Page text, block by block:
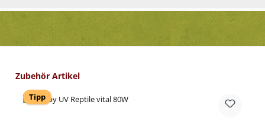
Produktgalerie überspringen
Zubehör Artikel
Tipp